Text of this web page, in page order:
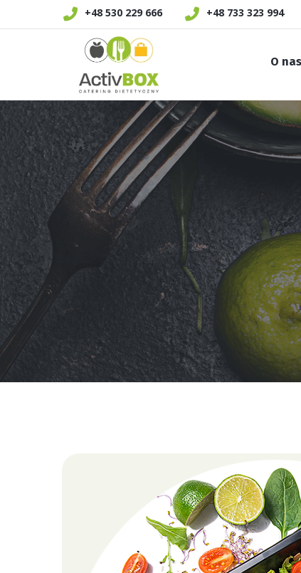
+48 530 229 666 +48 733 323 994
O nas
Jak działamy
Jesteśmy EKO